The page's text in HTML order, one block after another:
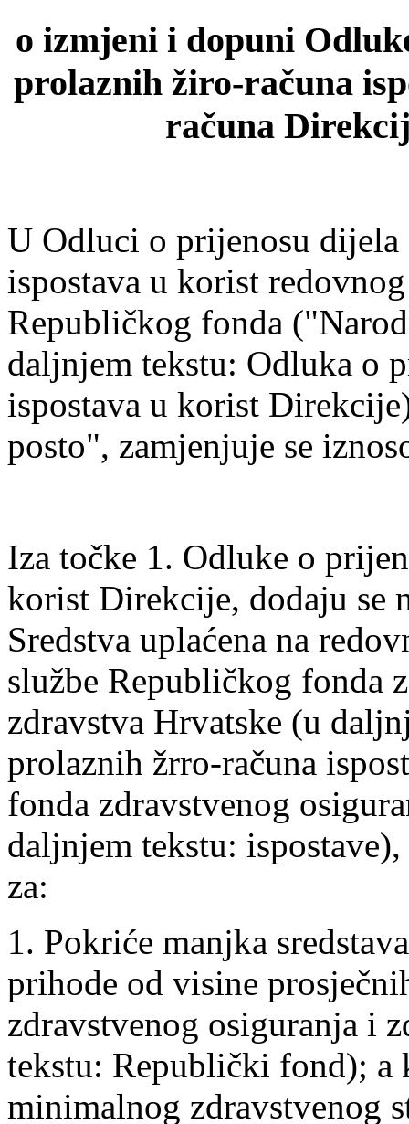
o izmjeni i dopuni
prolaznih žiro-računa
računa
U Odluci o prijenosu dijela
ispostava u korist
Republičkog fonda
daljnjem tekstu: Odluka o
ispostava u korist
posto", zamjenjuje se
Iza točke 1. Odluke o
korist Direkcije, dodaju se
Sredstva uplaćena na
službe Republičkog fonda
zdravstva Hrvatske (u
prolaznih žrro-računa
fonda zdravstvenog
daljnjem tekstu:
za:
1. Pokriće manjka
prihode od visine
zdravstvenog osiguranja i
tekstu: Republički fond); a
minimalnog zdravstvenog